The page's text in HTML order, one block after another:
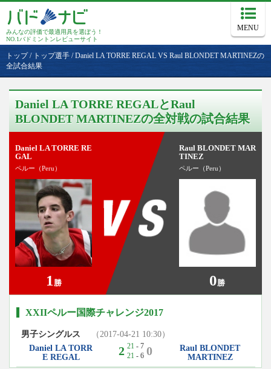
みんなの評価で最適用具を選ぼう！
NO.1バドミントンレビューサイト
MENU
トップ/ トップ選手 /Daniel LA TORRE REGAL VS Raul BLONDET MARTINEZの
全試合結果
Daniel LA TORRE REGALとRaul
BLONDET MARTINEZの全対戦の試合結果
Daniel LA TORRE RE
GAL
ペルー（Peru）
1 勝
Raul BLONDET MAR
TINEZ
ペルー（Peru）
0勝
XXIIペルー国際チャレンジ2017
男子シングルス
（2017-04-21 10:30）
Daniel LA TORR
E REGAL
2 21 - 7
21 - 6 0
Raul BLONDET
MARTINEZ